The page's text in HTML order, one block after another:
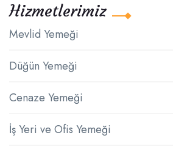
Hizmetlerimiz
Mevlid Yemeği
Düğün Yemeği
Cenaze Yemeği
İş Yeri ve Ofis Yemeği